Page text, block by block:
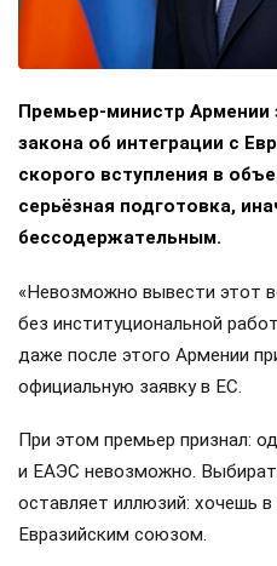
Премьер-министр Армении
закона об интеграции с
скорого вступления в
серьёзная подготовка,
бессодержательным.
«Невозможно вывести этот
без институциональной
даже после этого Армении
официальную заявку в ЕС.
При этом премьер признал:
и ЕАЭС невозможно.
оставляет иллюзий: хочешь
Евразийским союзом.